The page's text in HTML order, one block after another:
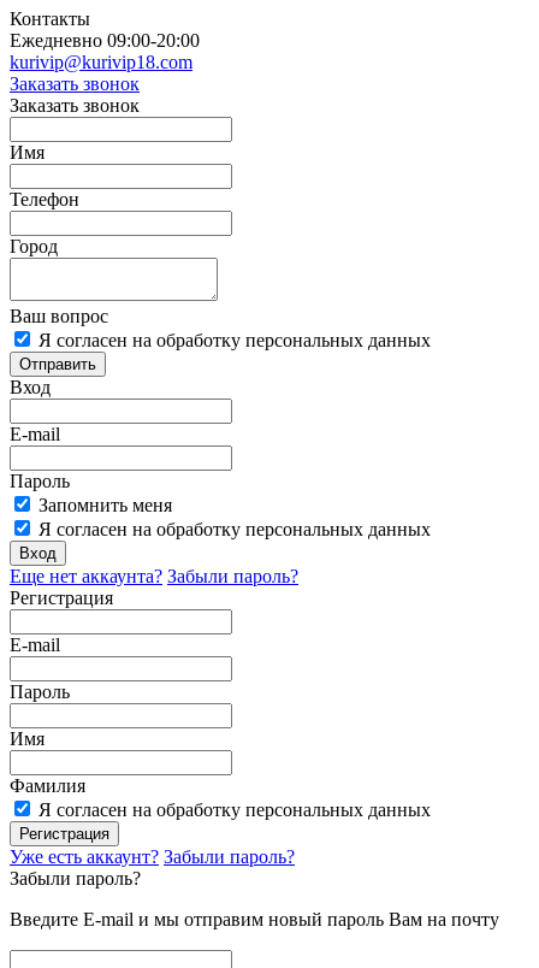
Контакты
Ежедневно 09:00-20:00
kurivip@kurivip18.com
Заказать звонок
Заказать звонок
Имя
Телефон
Город
Ваш вопрос
Я согласен на обработку персональных данных
Отправить
Вход
E-mail
Пароль
Запомнить меня
Я согласен на обработку персональных данных
Вход
Еще нет аккаунта? Забыли пароль?
Регистрация
E-mail
Пароль
Имя
Фамилия
Я согласен на обработку персональных данных
Регистрация
Уже есть аккаунт? Забыли пароль?
Забыли пароль?
Введите E-mail и мы отправим новый пароль Вам на почту